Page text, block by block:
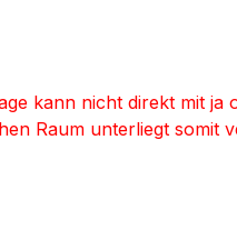
kann nicht direkt mit
Raum unterliegt somit